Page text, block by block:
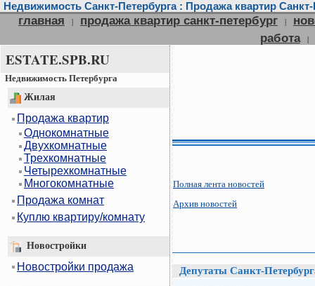
Недвижимость Санкт-Петербурга : Продажа квартир
главная | продажа квартир санкт-петербург |
работа
|
ESTATE.SPB.RU
Недвижимость Петербурга
Жилая
Продажа квартир
Однокомнатные
Двухкомнатные
Трехкомнатные
Четырехкомнатные
Многокомнатные
Продажа комнат
Куплю квартиру/комнату
Новостройки
Новостройки продажа
Полная лента новостей
Архив новостей
Депутаты Санкт-